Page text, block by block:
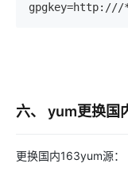
gpgkey=http:///
六、 yum更换国
更换国内163yum源：